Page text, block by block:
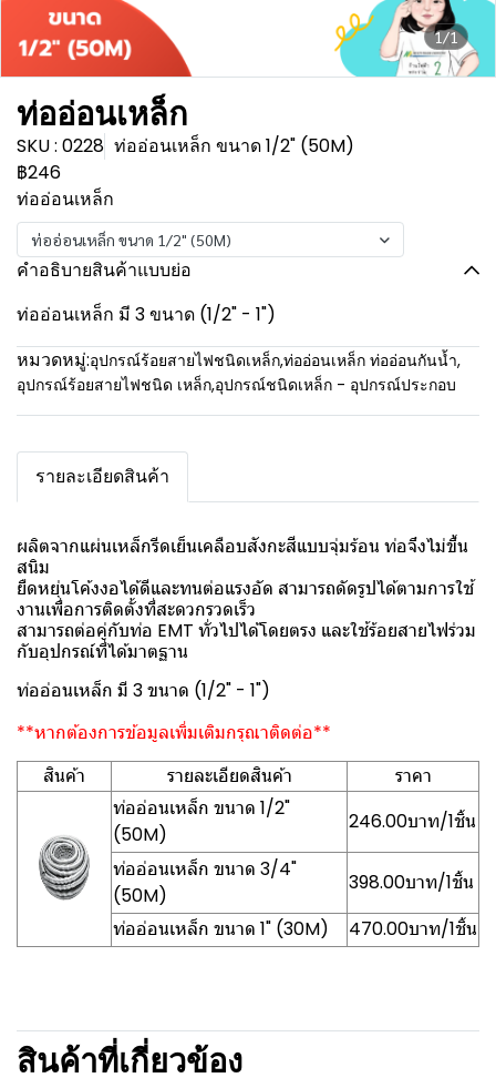
1/1
ท่ออ่อนเหล็ก
SKU : 0228 ท่ออ่อนเหล็ก ขนาด 1/2" (50M)
฿246
ท่ออ่อนเหล็ก
ท่ออ่อนเหล็ก ขนาด 1/2" (50M)
คำอธิบายสินค้าแบบย่อ
ท่ออ่อนเหล็ก มี 3 ขนาด (1/2" - 1")
หมวดหมู่:อุปกรณ์ร้อยสายไฟชนิดเหล็ก,ท่ออ่อนเหล็ก ท่ออ่อนกันน้ำ,
อุปกรณ์ร้อยสายไฟชนิด เหล็ก,อุปกรณ์ชนิดเหล็ก - อุปกรณ์ประกอบ
รายละเอียดสินค้า
ผลิตจากแผ่นเหล็กรีดเย็นเคลือบสังกะสีแบบจุ่มร้อน ท่อจึงไม่ขึ้น
สนิม
ยืดหยุ่นโค้งงอได้ดีและทนต่อแรงอัด สามารถดัดรูปได้ตามการใช้
งานเพื่อการติดตั้งที่สะดวกรวดเร็ว
สามารถต่อคู่กับท่อ EMT ทั่วไปได้โดยตรง และใช้ร้อยสายไฟร่วม
กับอุปกรณ์ที่ได้มาตฐาน
ท่ออ่อนเหล็ก มี 3 ขนาด (1/2" - 1")
**หากต้องการข้อมูลเพิ่มเติมกรุณาติดต่อ**
สินค้า
รายละเอียดสินค้า
ราคา
ท่ออ่อนเหล็ก ขนาด 1/2"
(50M)
246.00บาท/1ชิ้น
ท่ออ่อนเหล็ก ขนาด 3/4"
(50M)
398.00บาท/1ชิ้น
ท่ออ่อนเหล็ก ขนาด 1" (30M)
470.00บาท/1ชิ้น
สินค้าที่เกี่ยวข้อง